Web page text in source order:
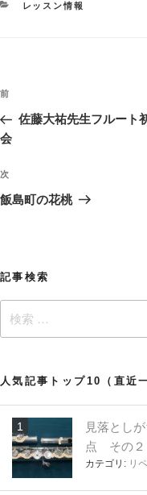
カ
レッスン情報
投
ナ
ゲ
ー
過
去
の
稿
前
佐藤大祐先生フルート
会
次
の
次
飯島町の花桃
記事検索
索:
人気記事トップ10（直近
見落とし
点 その２
カテゴリ: リ